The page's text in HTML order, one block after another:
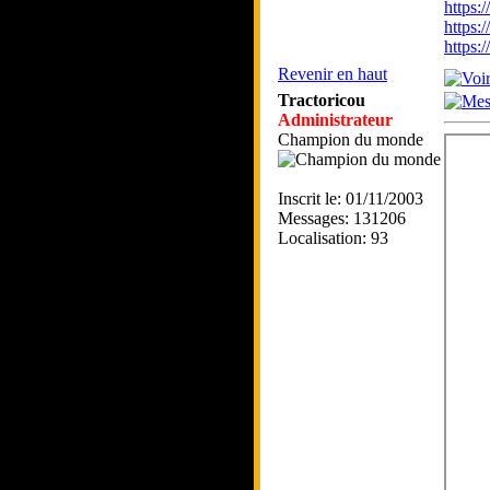
Revenir en haut
Tractoricou
Administrateur
Champion du monde
Inscrit le: 01/11/2003
Messages: 131206
Localisation: 93